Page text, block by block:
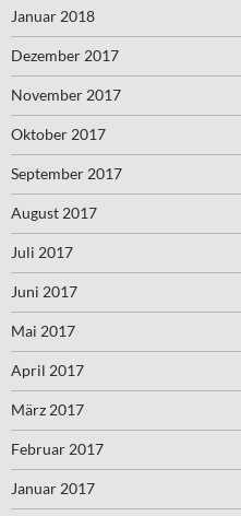
Januar 2018
Dezember 2017
November 2017
Oktober 2017
September 2017
August 2017
Juli 2017
Juni 2017
Mai 2017
April 2017
März 2017
Februar 2017
Januar 2017